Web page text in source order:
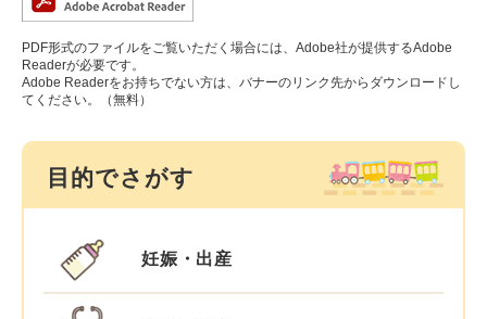
PDF形式のファイルをご覧いただく場合には、Adobe社が提供するAdobe
Readerが必要です。
Adobe Readerをお持ちでない方は、バナーのリンク先からダウンロードし
てください。（無料）
目的でさがす
妊娠・出産